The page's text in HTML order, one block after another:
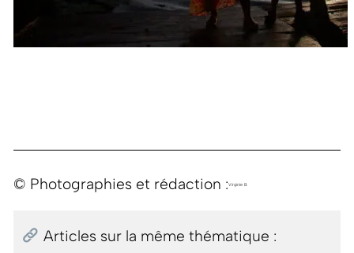
© Photographies et rédaction :Virginie B.
Articles sur la même thématique :